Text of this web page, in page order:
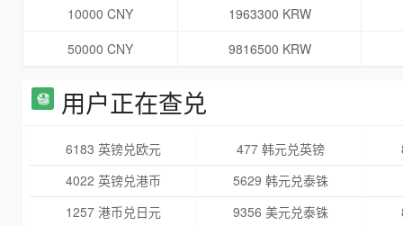
10000 CNY
1963300 KRW
50000 CNY
9816500 KRW
用户正在查兑
6183 英镑兑欧元 477 韩元兑英镑
4022 英镑兑港币
5629 韩元兑泰铢
1257 港币兑日元
9356 美元兑泰铢